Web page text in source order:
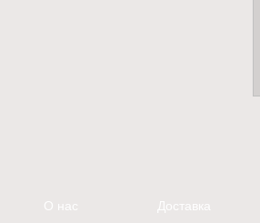
О нас Доставка